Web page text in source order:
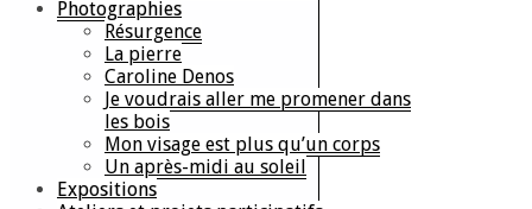
Photographies
Résurgence
La pierre
Caroline Denos
Je voudrais aller me promener dans
les bois
Mon visage est plus qu’un corps
Un après-midi au soleil
Expositions